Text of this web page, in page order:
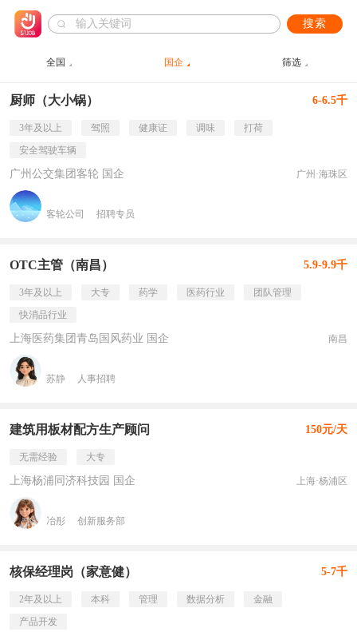
搜索
全国 国企 筛选
厨师（大小锅） 6-6.5千
3年及以上 驾照 健康证 调味
打荷
安全驾驶车辆
广州公交集团客轮 国企 广州·海珠区
客轮公司 招聘专员
OTC主管（南昌） 5.9-9.9千
3年及以上 大专 药学 医药行业
团队管理
快消品行业
上海医药集团青岛国风药业 国企 南昌
苏静 人事招聘
建筑用板材配方生产顾问 150元/天
无需经验 大专
上海杨浦同济科技园 国企 上海·杨浦区
冶彤 创新服务部
核保经理岗（家意健） 5-7千
2年及以上 本科 管理 数据分析
金融
产品开发